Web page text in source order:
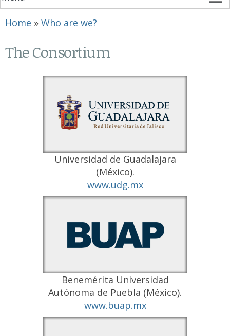
You are here
Home » Who are we?
The Consortium
Universidad de Guadalajara
(México).
www.udg.mx
Benemérita Universidad
Autónoma de Puebla (México).
www.buap.mx